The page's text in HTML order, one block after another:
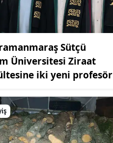
Sütçü
Üniversitesi Ziraat
iki yeni profesör